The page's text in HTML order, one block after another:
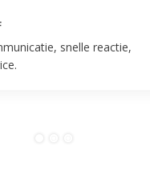
snelle reactie,